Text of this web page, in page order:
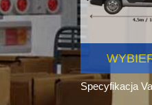
Specyfikacja